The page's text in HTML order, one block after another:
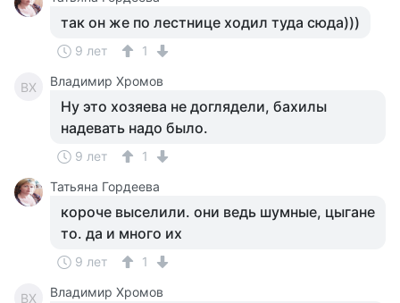
так он же по лестнице ходил туда сюда)))
9 лет 1
ВХ Владимир Хромов
Ну это хозяева не доглядели, бахилы
надевать надо было.
9 лет
1
Татьяна Гордеева
короче выселили. они ведь шумные, цыгане
то. да и много их
9 лет 1
ВХ Владимир Хромов